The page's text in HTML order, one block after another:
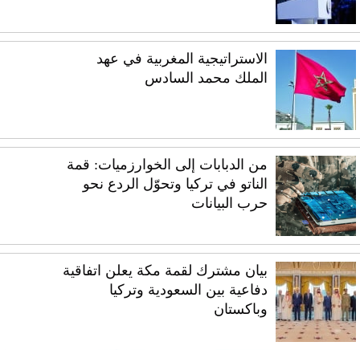
الاستراتيجية المغربية في عهد
الملك محمد السادس
من الدبابات إلى الخوارزميات: قمة
الناتو في تركيا وتحوّل الردع نحو
حرب البيانات
بيان مشترك لقمة مكة يعلن اتفاقية
دفاعية بين السعودية وتركيا
وباكستان